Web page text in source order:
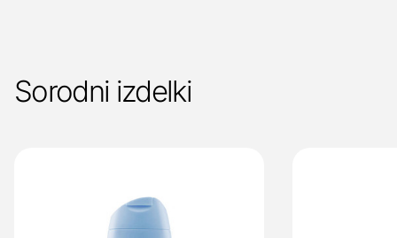
Sorodni izdelki